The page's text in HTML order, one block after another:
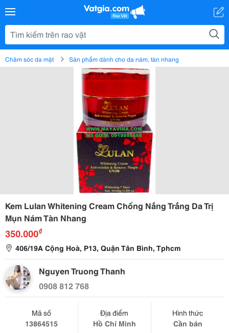
Chăm sóc da mặt Sản phẩm dành cho da nám, tàn nhang
Kem Lulan Whitening Cream Chống Nắng Trắng Da Trị
Mụn Nám Tàn Nhang
350.000₫
406/19A Cộng Hoà, P13, Quận Tân Bình, Tphcm
Nguyen Truong Thanh
0908 812 768
Mã số
13864515
Địa điểm
Hồ Chí Minh
Hình thức
Cần bán